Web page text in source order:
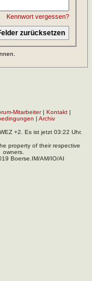
Kennwort vergessen?
Mitarbeiter| Kontakt|
| Archiv
+2. Es ist jetzt 03:22 Uhr.
property of their respective
owners.
Boerse.IM/AM/IO/AI